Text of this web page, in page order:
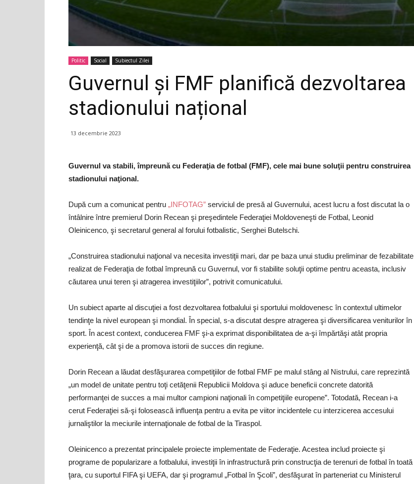
Politic Social Subiectul Zilei
Guvernul și FMF planifică dezvoltarea
stadionului național
13 decembrie 2023
Guvernul va stabili, împreună cu Federaţia de fotbal (FMF), cele mai bune soluţii pentru construirea
stadionului naţional.
După cum a comunicat pentru „INFOTAG” serviciul de presă al Guvernului, acest lucru a fost discutat la o
întâlnire între premierul Dorin Recean şi preşedintele Federaţiei Moldoveneşti de Fotbal, Leonid
Oleinicenco, şi secretarul general al forului fotbalistic, Serghei Butelschi.
„Construirea stadionului naţional va necesita investiţii mari, dar pe baza unui studiu preliminar de fezabilitate
realizat de Federaţia de fotbal împreună cu Guvernul, vor fi stabilite soluţii optime pentru aceasta, inclusiv
căutarea unui teren şi atragerea investiţiilor”, potrivit comunicatului.
Un subiect aparte al discuţiei a fost dezvoltarea fotbalului şi sportului moldovenesc în contextul ultimelor
tendinţe la nivel european şi mondial. În special, s-a discutat despre atragerea şi diversificarea veniturilor în
sport. În acest context, conducerea FMF şi-a exprimat disponibilitatea de a-şi împărtăşi atât propria
experienţă, cât şi de a promova istorii de succes din regiune.
Dorin Recean a lăudat desfăşurarea competiţiilor de fotbal FMF pe malul stâng al Nistrului, care reprezintă
„un model de unitate pentru toţi cetăţenii Republicii Moldova şi aduce beneficii concrete datorită
performanţei de succes a mai multor campioni naţionali în competiţiile europene”. Totodată, Recean i-a
cerut Federaţiei să-şi folosească influenţa pentru a evita pe viitor incidentele cu interzicerea accesului
jurnaliştilor la meciurile internaţionale de fotbal de la Tiraspol.
Oleinicenco a prezentat principalele proiecte implementate de Federaţie. Acestea includ proiecte şi
programe de popularizare a fotbalului, investiţii în infrastructură prin construcţia de terenuri de fotbal în toată
ţara, cu suportul FIFA şi UEFA, dar şi programul „Fotbal în Şcoli”, desfăşurat în parteneriat cu Ministerul